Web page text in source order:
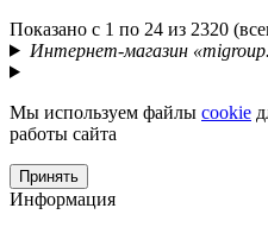
Показано с 1 по 24 из 2320
Интернет-магазин
Мы используем файлы cookie
работы сайта
Принять
Информация